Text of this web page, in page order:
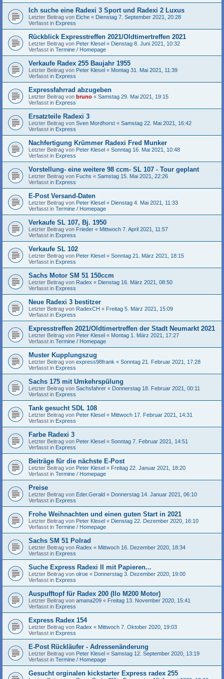
Ich suche eine Radexi 3 Sport und Radexi 2 Luxus
Letzter Beitrag von Eiche « Dienstag 7. September 2021, 20:28
Verfasst in Express
Rückblick Expresstreffen 2021/Oldtimertreffen 2021
Letzter Beitrag von Peter Klesel « Dienstag 8. Juni 2021, 10:32
Verfasst in Termine / Homepage
Verkaufe Radex 255 Baujahr 1955
Letzter Beitrag von Peter Klesel « Montag 31. Mai 2021, 11:39
Verfasst in Express
Expressfahrrad abzugeben
Letzter Beitrag von bruno « Samstag 29. Mai 2021, 19:15
Verfasst in Express
Ersatzteile Radexi 3
Letzter Beitrag von Sven Mordhorst « Samstag 22. Mai 2021, 16:42
Verfasst in Express
Nachfertigung Krümmer Radexi Fred Munker
Letzter Beitrag von Peter Klesel « Sonntag 16. Mai 2021, 10:48
Verfasst in Express
Vorstellung- eine weitere 98 ccm- SL 107 - Tour geplant
Letzter Beitrag von Fuchs « Samstag 15. Mai 2021, 22:26
Verfasst in Express
E-Post Versand-Daten
Letzter Beitrag von Peter Klesel « Dienstag 4. Mai 2021, 11:33
Verfasst in Termine / Homepage
Verkaufe SL 107, Bj. 1950
Letzter Beitrag von Frieder « Mittwoch 7. April 2021, 11:57
Verfasst in Express
Verkaufe SL 102
Letzter Beitrag von Peter Klesel « Sonntag 21. März 2021, 18:15
Verfasst in Express
Sachs Motor SM 51 150ccm
Letzter Beitrag von Radex « Dienstag 16. März 2021, 08:50
Verfasst in Express
Neue Radexi 3 bestitzer
Letzter Beitrag von RadexCH « Freitag 5. März 2021, 15:09
Verfasst in Express
Expresstreffen 2021/Oldtimertreffen der Stadt Neumarkt 2021
Letzter Beitrag von Peter Klesel « Montag 1. März 2021, 17:27
Verfasst in Termine / Homepage
Muster Kupplungszug
Letzter Beitrag von express98frank « Sonntag 21. Februar 2021, 17:28
Verfasst in Express
Sachs 175 mit Umkehrspülung
Letzter Beitrag von Sachsfahrer « Donnerstag 18. Februar 2021, 00:11
Verfasst in Express
Tank gesucht SDL 108
Letzter Beitrag von Peter Klesel « Mittwoch 17. Februar 2021, 14:31
Verfasst in Express
Farbe Radexi 3
Letzter Beitrag von Peter Klesel « Sonntag 7. Februar 2021, 14:51
Verfasst in Express
Beiträge für die nächste E-Post
Letzter Beitrag von Peter Klesel « Freitag 22. Januar 2021, 18:20
Verfasst in Termine / Homepage
Preise
Letzter Beitrag von Eder.Gerald « Donnerstag 14. Januar 2021, 06:10
Verfasst in Express
Frohe Weihnachten und einen guten Start in 2021
Letzter Beitrag von Peter Klesel « Dienstag 22. Dezember 2020, 16:10
Verfasst in Termine / Homepage
Sachs SM 51 Polrad
Letzter Beitrag von Radex « Mittwoch 16. Dezember 2020, 18:34
Verfasst in Express
Suche Express Radexi II mit Papieren...
Letzter Beitrag von olroe « Donnerstag 3. Dezember 2020, 19:00
Verfasst in Express
Auspufftopf für Radex 200 (Ilo M200 Motor)
Letzter Beitrag von amana209 « Freitag 13. November 2020, 15:41
Verfasst in Express
Express Radex 154
Letzter Beitrag von Radex « Mittwoch 7. Oktober 2020, 19:03
Verfasst in Express
E-Post Rückläufer - Adressenänderung
Letzter Beitrag von Peter Klesel « Samstag 12. September 2020, 13:19
Verfasst in Termine / Homepage
Gesucht orginalen kickstarter Express radex 255